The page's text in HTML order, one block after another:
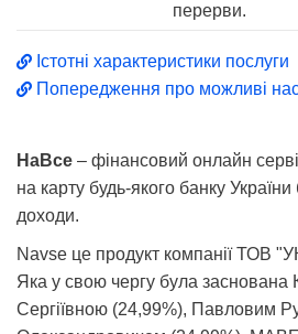
перерви.
Істотні характеристики послуги
Попередження про можливі
НаВсе – фінансовий онлайн
на карту будь-якого банку
доходи.
Navse це продукт компанії ТОВ
Яка у свою чергу була заснована
Сергіївною (24,99%), Павловим